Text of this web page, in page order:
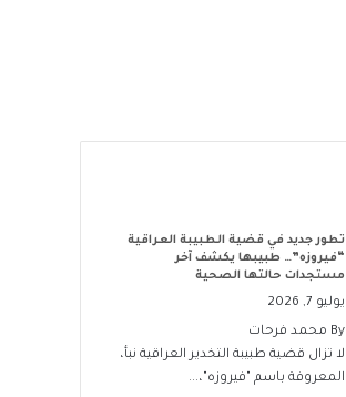
تطور جديد في قضية الطبيبة العراقية
“فيروزه”… طبيبها يكشف آخر
مستجدات حالتها الصحية
يوليو 7, 2026
By محمد فرحات
لا تزال قضية طبيبة التخدير العراقية نبأ،
المعروفة باسم "فيروزه"،...